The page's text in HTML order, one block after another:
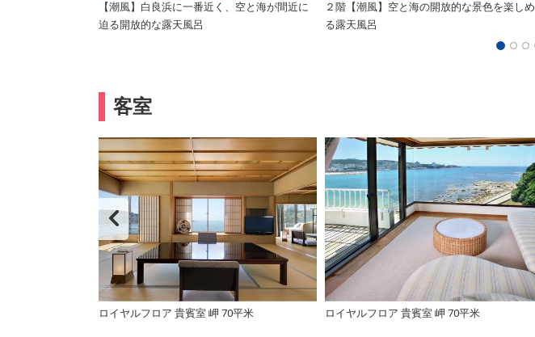
【潮風】白良浜に一番近く、空と海が間近に
迫る開放的な露天風呂
２階【潮風】空と海の開放的な景色を楽しめ
る露天風呂
客室
ロイヤルフロア 貴賓室 岬 70平米 ロイヤルフロア 貴賓室 岬 70平米